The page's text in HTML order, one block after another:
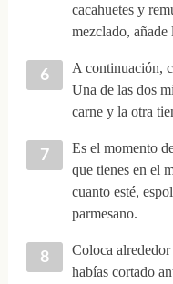
cacahuetes y
mezclado, añade
A continuación,
Una de las dos
carne y la otra
Es el momento
que tienes en el
cuanto esté,
parmesano.
Coloca
habías cortado